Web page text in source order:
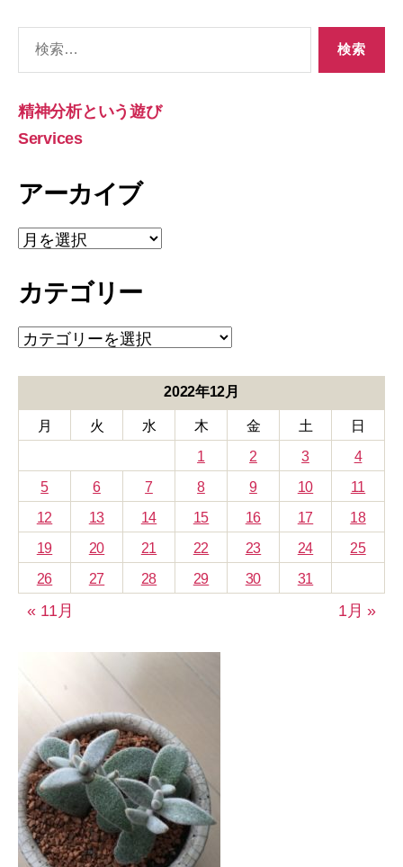
象:
精神分析という遊び
Services
アーカイブ
ア
ー
イ
カテゴリー
カ
テ
ー
2022年12月
月 火 水 木 金 土
日
1
2 3
4
5
6 7 8 9 10
11
12
13 14 15 16 17
18
19
20 21 22 23 24
25
26
27 28 29 30 31
« 11月 1月 »